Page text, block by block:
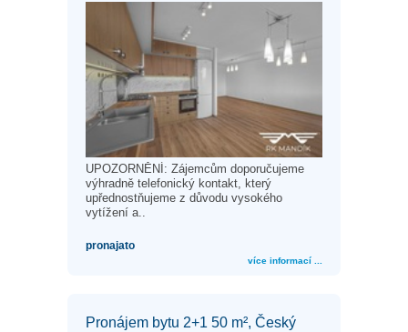
UPOZORNĚNÍ: Zájemcům doporučujeme
výhradně telefonický kontakt, který
upřednostňujeme z důvodu vysokého
vytížení a..
pronajato
více informací ...
Pronájem bytu 2+1 50 m², Český